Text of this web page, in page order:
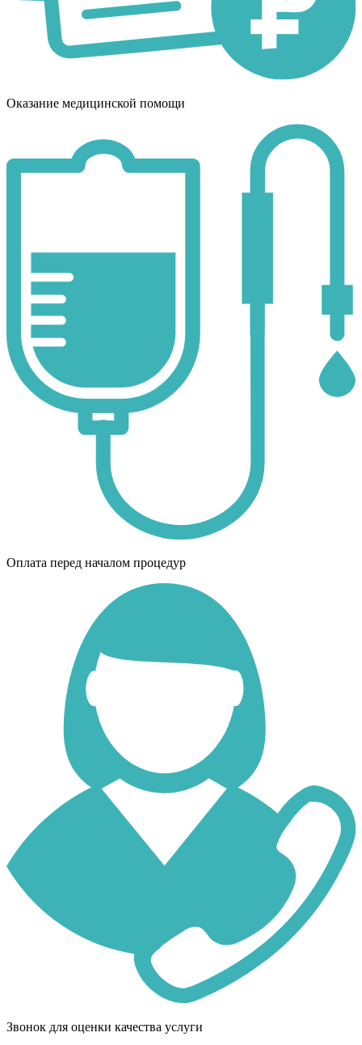
Оказание медицинской помощи
Оплата перед началом процедур
Звонок для оценки качества услуги